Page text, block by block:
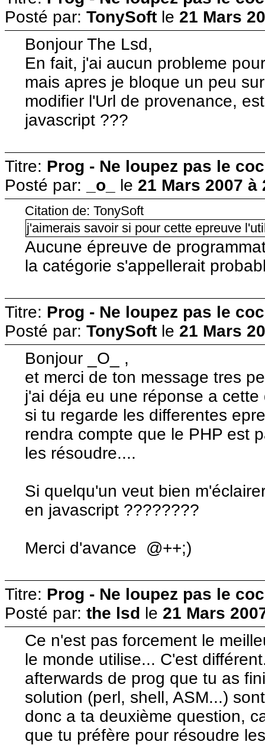
Posté par: TonySoft le 21 Mars
Bonjour The Lsd,
En fait, j'ai aucun probleme
mais apres je bloque un peu
modifier l'Url de provenance,
javascript ???
Titre: Prog - Ne loupez pas le
Posté par:
_o_ le 21 Mars 2007 à
Citation de: TonySoft
j'aimerais savoir si pour cette epreuve
Aucune épreuve de
la catégorie s'appellerait
Titre: Prog - Ne loupez pas le
Posté par: TonySoft le 21 Mars
Bonjour _O_ ,
et merci de ton message tres
j'ai déja eu une réponse a
si tu regarde les differentes
rendra compte que le PHP est
les résoudre....
Si quelqu'un veut bien
en javascript ????????
Merci d'avance @++;)
Titre: Prog - Ne loupez pas le
Posté par: the lsd le 21 Mars
Ce n'est pas forcement le
le monde utilise... C'est
afterwards de prog que tu as
solution (perl, shell, ASM...)
donc a ta deuxième question,
que tu préfère pour résoudre